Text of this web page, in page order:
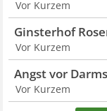
Vor Kurzem
Ginsterhof
Vor Kurzem
Angst vor
Vor Kurzem